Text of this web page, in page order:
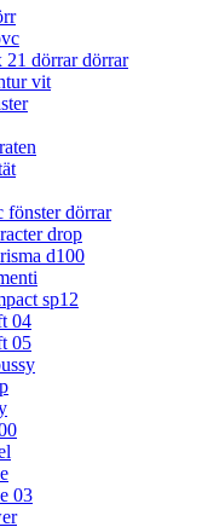
21 dörrar dörrar
vit
fönster dörrar
drop
d100
sp12
04
05
03